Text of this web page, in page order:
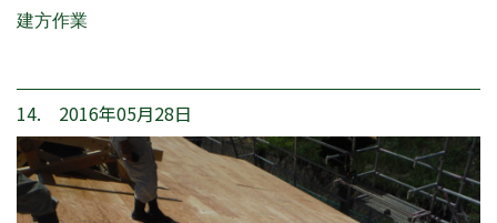
建方作業
14. 2016年05月28日